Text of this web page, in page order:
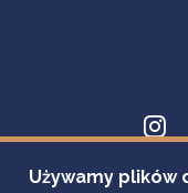
Używamy plików